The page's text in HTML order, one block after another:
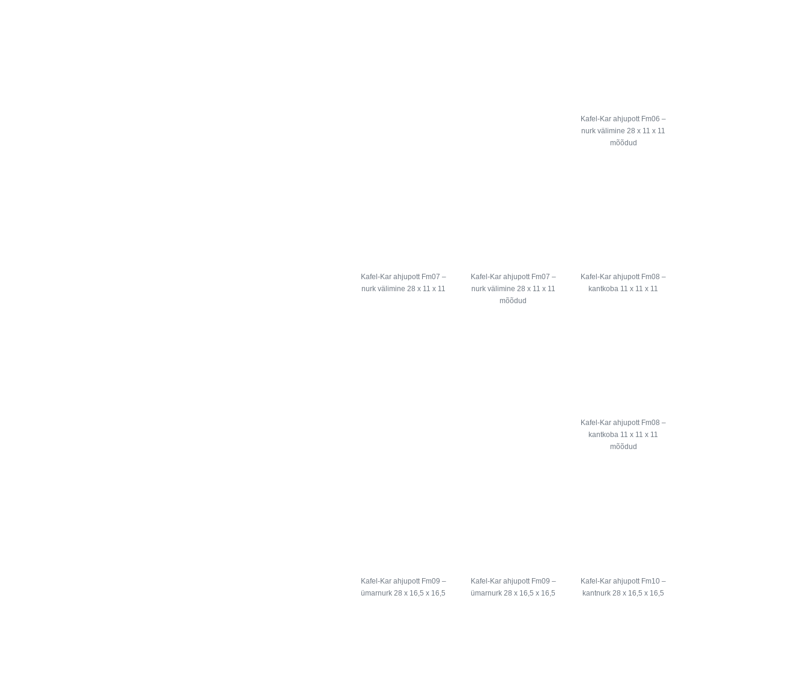
Kafel-Kar ahjupott Fm06 –
nurk välimine 28 x 11 x 11
mõõdud
Kafel-Kar ahjupott Fm07 –
nurk välimine 28 x 11 x 11
Kafel-Kar ahjupott Fm07 –
nurk välimine 28 x 11 x 11
mõõdud
Kafel-Kar ahjupott Fm08 –
kantkoba 11 x 11 x 11
Kafel-Kar ahjupott Fm08 –
kantkoba 11 x 11 x 11
mõõdud
Kafel-Kar ahjupott Fm09 –
ümarnurk 28 x 16,5 x 16,5
Kafel-Kar ahjupott Fm09 –
ümarnurk 28 x 16,5 x 16,5
Kafel-Kar ahjupott Fm10 –
kantnurk 28 x 16,5 x 16,5